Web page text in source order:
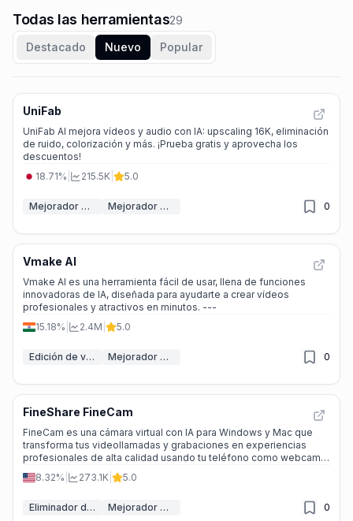
Todas las herramientas29
Destacado
Nuevo Popular
UniFab
UniFab AI mejora vídeos y audio con IA: upscaling 16K, eliminación
de ruido, colorización y más. ¡Prueba gratis y aprovecha los
descuentos!
18.71%
215.5K 5.0
Mejorador de vídeo Mejorador de audio IA 0
Vmake AI
Vmake AI es una herramienta fácil de usar, llena de funciones
innovadoras de IA, diseñada para ayudarte a crear vídeos
profesionales y atractivos en minutos. ---
15.18%
2.4M 5.0
Edición de video Mejorador de vídeo 0
FineShare FineCam
FineCam es una cámara virtual con IA para Windows y Mac que
transforma tus videollamadas y grabaciones en experiencias
profesionales de alta calidad usando tu teléfono como webcam,
eliminación de fondo automática y herramientas multimedia
integradas.
8.32% 273.1K 5.0
Eliminador de fondo IA Mejorador de vídeo 0